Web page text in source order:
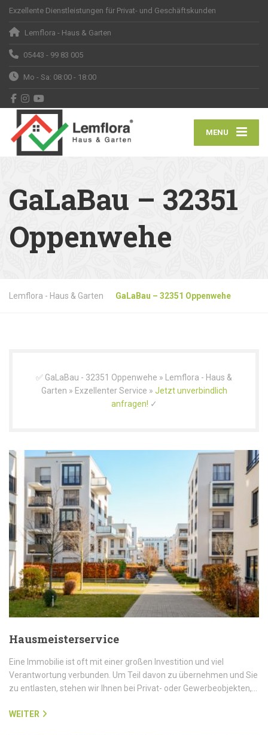
Exzellente Dienstleistungen für Privat- und Geschäftskunden
Lemflora - Haus & Garten
05443 - 99 83 005
Mo - Sa: 08:00 - 18:00
MENU
GaLaBau – 32351
Oppenwehe
Lemflora - Haus & Garten GaLaBau – 32351 Oppenwehe
✅ GaLaBau - 32351 Oppenwehe » Lemflora - Haus &
Garten » Exzellenter Service » Jetzt unverbindlich
anfragen! ✓
Hausmeisterservice
Eine Immobilie ist oft mit einer großen Investition und viel
Verantwortung verbunden. Um Teil davon zu übernehmen und Sie
zu entlasten, stehen wir Ihnen bei Privat- oder Gewerbeobjekten,…
WEITER